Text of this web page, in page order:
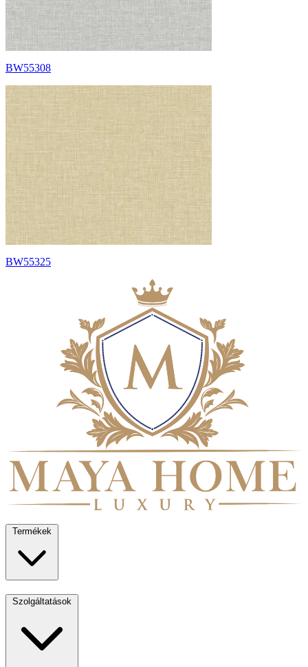
BW55308
BW55325
Termékek
Szolgáltatások